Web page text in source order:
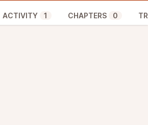
ACTIVITY 1 CHAPTERS 0